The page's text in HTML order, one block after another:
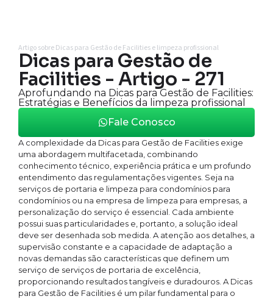
Artigo sobre Dicas para Gestão de Facilities e limpeza profissional
Dicas para Gestão de
Facilities - Artigo - 271
Aprofundando na Dicas para Gestão de Facilities:
Estratégias e Benefícios da limpeza profissional
Fale Conosco
A complexidade da Dicas para Gestão de Facilities exige
uma abordagem multifacetada, combinando
conhecimento técnico, experiência prática e um profundo
entendimento das regulamentações vigentes. Seja na
serviços de portaria e limpeza para condomínios para
condomínios ou na empresa de limpeza para empresas, a
personalização do serviço é essencial. Cada ambiente
possui suas particularidades e, portanto, a solução ideal
deve ser desenhada sob medida. A atenção aos detalhes, a
supervisão constante e a capacidade de adaptação a
novas demandas são características que definem um
serviço de serviços de portaria de excelência,
proporcionando resultados tangíveis e duradouros. A Dicas
para Gestão de Facilities é um pilar fundamental para o